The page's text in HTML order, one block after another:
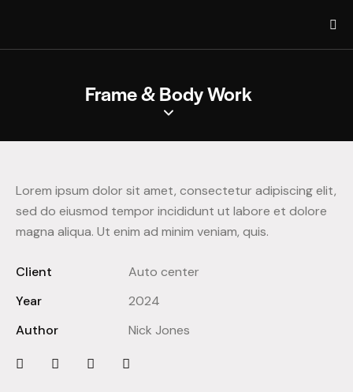
Frame & Body Work
Lorem ipsum dolor sit amet, consectetur adipiscing elit,
sed do eiusmod tempor incididunt ut labore et dolore
magna aliqua. Ut enim ad minim veniam, quis.
Client
Auto center
Year
2024
Author
Nick Jones